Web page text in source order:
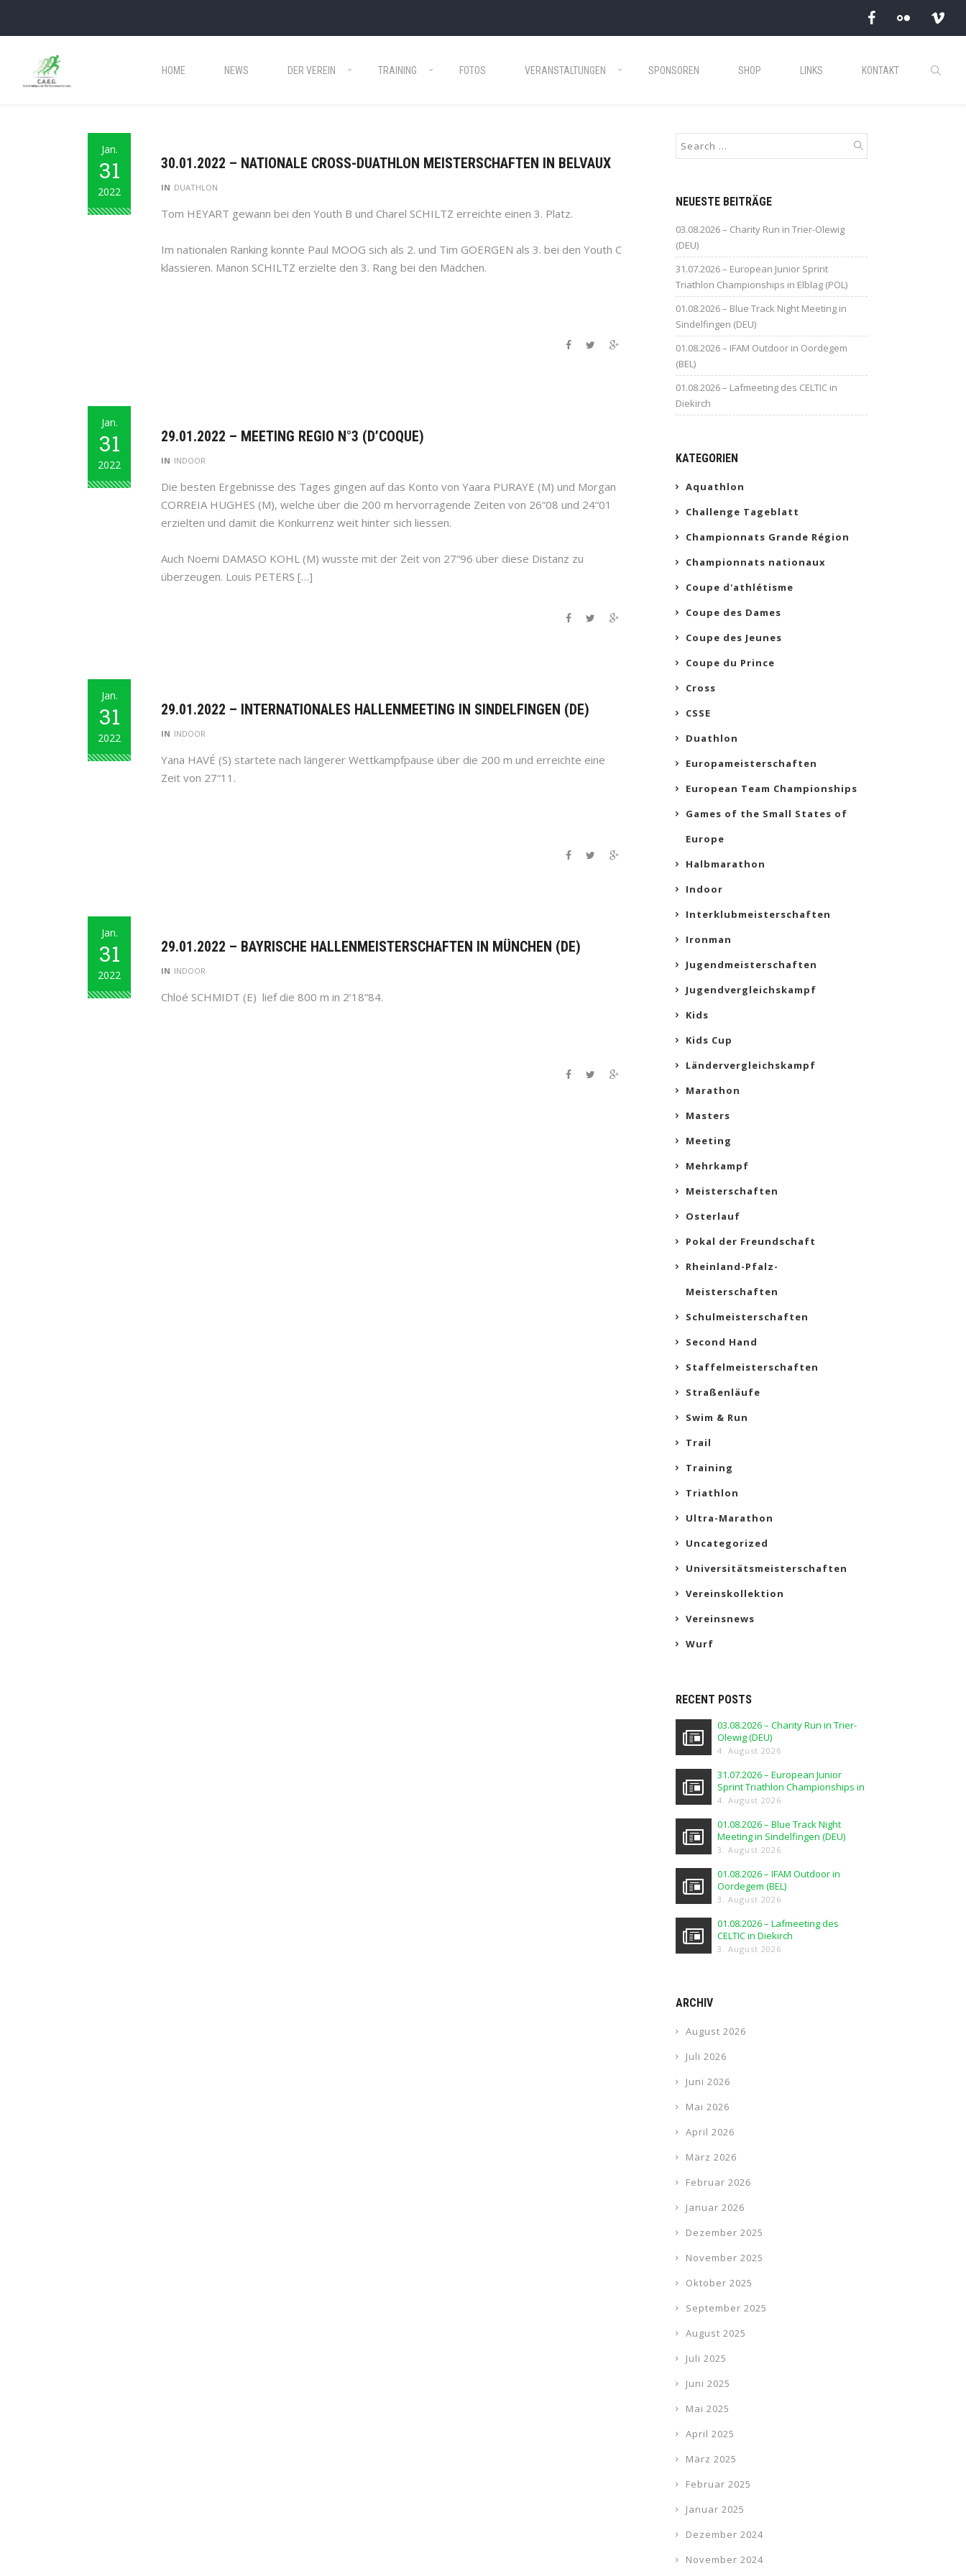
HOME NEWS DER VEREIN TRAINING FOTOS VERANSTALTUNGEN SPONSOREN SHOP LINKS KONTAKT
Jan.
31
2022
30.01.2022 – NATIONALE CROSS-DUATHLON MEISTERSCHAFTEN IN BELVAUX
IN DUATHLON
Tom HEYART gewann bei den Youth B und Charel SCHILTZ erreichte einen 3. Platz.
Im nationalen Ranking konnte Paul MOOG sich als 2. und Tim GOERGEN als 3. bei den Youth C
klassieren. Manon SCHILTZ erzielte den 3. Rang bei den Mädchen.
Jan.
31
2022
29.01.2022 – MEETING REGIO N°3 (D’COQUE)
IN INDOOR
Die besten Ergebnisse des Tages gingen auf das Konto von Yaara PURAYE (M) und Morgan
CORREIA HUGHES (M), welche über die 200 m hervorragende Zeiten von 26“08 und 24“01
erzielten und damit die Konkurrenz weit hinter sich liessen.
Auch Noemi DAMASO KOHL (M) wusste mit der Zeit von 27“96 über diese Distanz zu
überzeugen. Louis PETERS […]
Jan.
31
2022
29.01.2022 – INTERNATIONALES HALLENMEETING IN SINDELFINGEN (DE)
IN INDOOR
Yana HAVÉ (S) startete nach längerer Wettkampfpause über die 200 m und erreichte eine
Zeit von 27“11.
Jan.
31
2022
29.01.2022 – BAYRISCHE HALLENMEISTERSCHAFTEN IN MÜNCHEN (DE)
IN INDOOR
Chloé SCHMIDT (E) lief die 800 m in 2’18“84.
NEUESTE BEITRÄGE
03.08.2026 – Charity Run in Trier-Olewig
(DEU)
31.07.2026 – European Junior Sprint
Triathlon Championships in Elblag (POL)
01.08.2026 – Blue Track Night Meeting in
Sindelfingen (DEU)
01.08.2026 – IFAM Outdoor in Oordegem
(BEL)
01.08.2026 – Lafmeeting des CELTIC in
Diekirch
KATEGORIEN
Aquathlon
Challenge Tageblatt
Championnats Grande Région
Championnats nationaux
Coupe d'athlétisme
Coupe des Dames
Coupe des Jeunes
Coupe du Prince
Cross
CSSE
Duathlon
Europameisterschaften
European Team Championships
Games of the Small States of
Europe
Halbmarathon
Indoor
Interklubmeisterschaften
Ironman
Jugendmeisterschaften
Jugendvergleichskampf
Kids
Kids Cup
Ländervergleichskampf
Marathon
Masters
Meeting
Mehrkampf
Meisterschaften
Osterlauf
Pokal der Freundschaft
Rheinland-Pfalz-
Meisterschaften
Schulmeisterschaften
Second Hand
Staffelmeisterschaften
Straßenläufe
Swim & Run
Trail
Training
Triathlon
Ultra-Marathon
Uncategorized
Universitätsmeisterschaften
Vereinskollektion
Vereinsnews
Wurf
RECENT POSTS
03.08.2026 – Charity Run in Trier-
Olewig (DEU)
4. August 2026
31.07.2026 – European Junior
Sprint Triathlon Championships in
Elblag (POL)
4. August 2026
01.08.2026 – Blue Track Night
Meeting in Sindelfingen (DEU)
3. August 2026
01.08.2026 – IFAM Outdoor in
Oordegem (BEL)
3. August 2026
01.08.2026 – Lafmeeting des
CELTIC in Diekirch
3. August 2026
ARCHIV
August 2026
Juli 2026
Juni 2026
Mai 2026
April 2026
März 2026
Februar 2026
Januar 2026
Dezember 2025
November 2025
Oktober 2025
September 2025
August 2025
Juli 2025
Juni 2025
Mai 2025
April 2025
März 2025
Februar 2025
Januar 2025
Dezember 2024
November 2024